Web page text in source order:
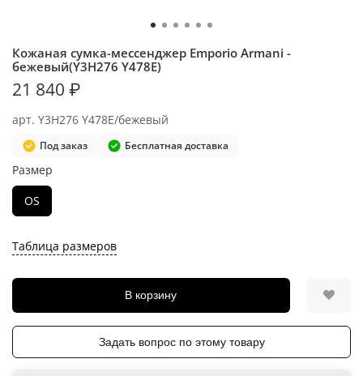
арт. Y3H276 Y478E/бежевый
Кожаная сумка-мессенджер Emporio Armani -
бежевый(Y3H276 Y478E)
Под заказ Бесплатная доставка
21 840 ₽
Таблица размеров
В корзину
Размер
OS
Задать вопрос по этому товару